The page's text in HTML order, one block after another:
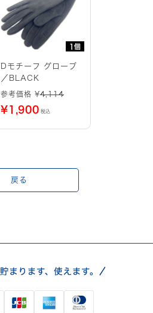
1個
Dモチーフ グローブ
／BLACK
参考価格 ¥4,114
¥1,900 税込
戻る